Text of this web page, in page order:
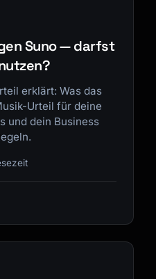
Suno — darfst
erklärt: Was das
Urteil für deine
und dein Business